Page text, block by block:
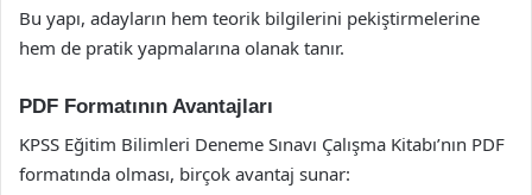
Bu yapı, adayların hem teorik bilgilerini pekiştirmelerine
hem de pratik yapmalarına olanak tanır.
PDF Formatının Avantajları
KPSS Eğitim Bilimleri Deneme Sınavı Çalışma Kitabı’nın PDF
formatında olması, birçok avantaj sunar: